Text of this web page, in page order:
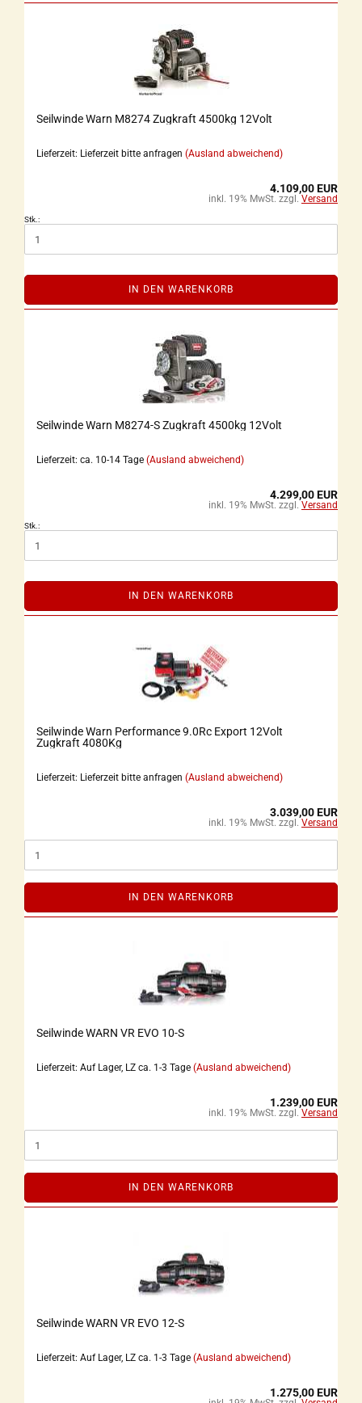
Seilwinde Warn M8274 Zugkraft 4500kg 12Volt
Lieferzeit: Lieferzeit bitte anfragen (Ausland abweichend)
4.109,00 EUR
inkl. 19% MwSt. zzgl. Versand
Stk.:
IN DEN WARENKORB
Seilwinde Warn M8274-S Zugkraft 4500kg 12Volt
Lieferzeit: ca. 10-14 Tage (Ausland abweichend)
4.299,00 EUR
inkl. 19% MwSt. zzgl. Versand
Stk.:
IN DEN WARENKORB
Seilwinde Warn Performance 9.0Rc Export 12Volt
Zugkraft 4080Kg
Lieferzeit: Lieferzeit bitte anfragen (Ausland abweichend)
3.039,00 EUR
inkl. 19% MwSt. zzgl. Versand
IN DEN WARENKORB
Seilwinde WARN VR EVO 10-S
Lieferzeit: Auf Lager, LZ ca. 1-3 Tage (Ausland abweichend)
1.239,00 EUR
inkl. 19% MwSt. zzgl. Versand
IN DEN WARENKORB
Seilwinde WARN VR EVO 12-S
Lieferzeit: Auf Lager, LZ ca. 1-3 Tage (Ausland abweichend)
1.275,00 EUR